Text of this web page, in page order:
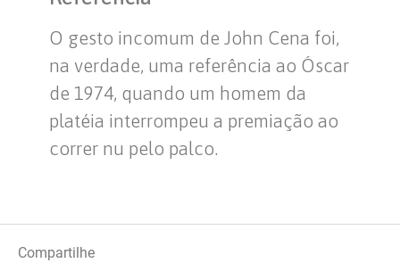
O gesto incomum de John Cena foi,
na verdade, uma referência ao Óscar
de 1974, quando um homem da
platéia interrompeu a premiação ao
correr nu pelo palco.
Compartilhe